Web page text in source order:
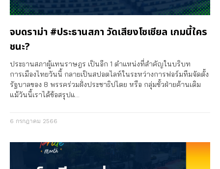
จบดราม่า #ประธานสภา วัดเสียงโซเชียล เกมนี้ใคร
ชนะ?
ประธานสภาผู้แทนราษฎร เป็นอีก 1 ตำแหน่งที่สำคัญในบริบท
การเมืองไทยวันนี้ กลายเป็นสปอตไลท์ในระหว่างการฟอร์มทีมจัดตั้ง
รัฐบาลของ 8 พรรคร่วมฝั่งประชาธิปไตย หรือ กลุ่มขั้วฝ่ายค้านเดิม
แม้วันนี้เราได้ข้อสรุปแ…
6 กรกฎาคม 2566